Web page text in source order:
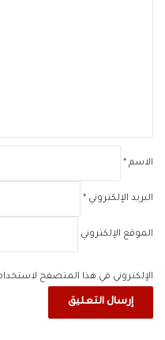
الاسم *
البريد الإلكتروني *
الموقع الإلكتروني
الإلكتروني في هذا المتصفح